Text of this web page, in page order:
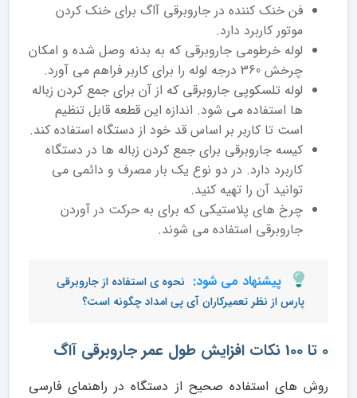
فن خنک کننده در جاروبرقی آاگ برای خنک کردن
موتور کاربرد دارد.
لوله خرطومی جاروبرقی که به بدنه وصل شده و امکان
چرخش 360 درجه لوله را برای کاربر فراهم می آورد.
لوله تلسکوپی جاروبرقی که از آن برای جمع کردن زباله
ها استفاده می شود. اندازه این قطعه قابل تنظیم
است تا کاربر بر اساس قد خود از دستگاه استفاده کند.
کیسه جاروبرقی برای جمع کردن زباله ها در دستگاه
کاربرد دارد. در دو نوع یک بار مصرف و دائمی می
توانید آن را تهیه کنید.
چرخ های پلاستیکی که برای به حرکت در آوردن
جاروبرقی استفاده می شوند.
پیشنهاد می شود: نحوه ی استفاده از جاروبرقی
پارس از نظر تعمیرکاران آی پی امداد چگونه است؟
0 تا 100 نکات افزایش طول عمر جاروبرقی آاگ
روش های استفاده صحیح از دستگاه در راهنمای فارسی